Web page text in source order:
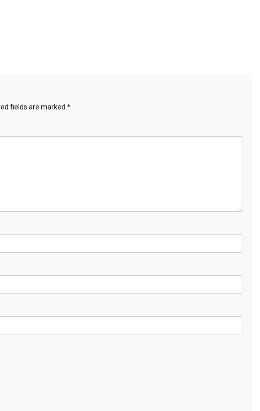
fields are marked *